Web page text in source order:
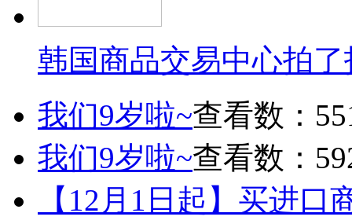
韩国商品交易中心拍
我们9岁啦~查看数：
我们9岁啦~查看数：
【12月1日起】买进口